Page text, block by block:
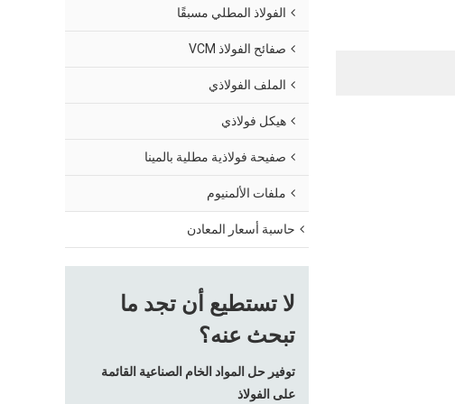
الفولاذ المطلي مسبقًا
صفائح الفولاذ VCM
الملف الفولاذي
هيكل فولاذي
صفيحة فولاذية مطلية بالمينا
ملفات الألمنيوم
حاسبة أسعار المعادن
لا تستطيع أن تجد ما
تبحث عنه؟
توفير حل المواد الخام الصناعية القائمة
على الفولاذ